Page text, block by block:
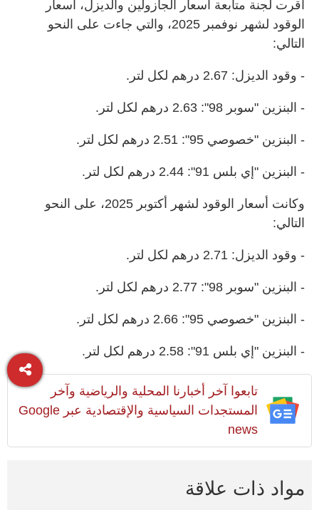
أقرت لجنة متابعة أسعار الجازولين والديزل، أسعار
الوقود لشهر نوفمبر 2025، والتي جاءت على النحو
التالي:
- وقود الديزل: 2.67 درهم لكل لتر.
- البنزين "سوبر 98": 2.63 درهم لكل لتر.
- البنزين "خصوصي 95": 2.51 درهم لكل لتر.
- البنزين "إي بلس 91": 2.44 درهم لكل لتر.
وكانت أسعار الوقود لشهر أكتوبر 2025، على النحو
التالي:
- وقود الديزل: 2.71 درهم لكل لتر.
- البنزين "سوبر 98": 2.77 درهم لكل لتر.
- البنزين "خصوصي 95": 2.66 درهم لكل لتر.
- البنزين "إي بلس 91": 2.58 درهم لكل لتر.
تابعوا آخر أخبارنا المحلية والرياضية وآخر
المستجدات السياسية والإقتصادية عبر Google
news
مواد ذات علاقة